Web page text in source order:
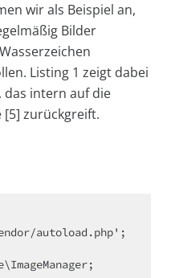
wir als Beispiel an,
Bilder
Listing 1 zeigt dabei
das intern auf die
zurückgreift.
autoload.php';